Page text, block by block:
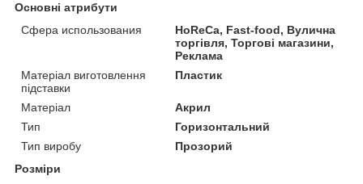
Основні атрибути
Сфера использования
HoReCa, Fast-food, Вулична
торгівля, Торгові магазини,
Реклама
Матеріал виготовлення
підставки
Пластик
Матеріал
Акрил
Тип
Горизонтальний
Тип виробу
Прозорий
Розміри